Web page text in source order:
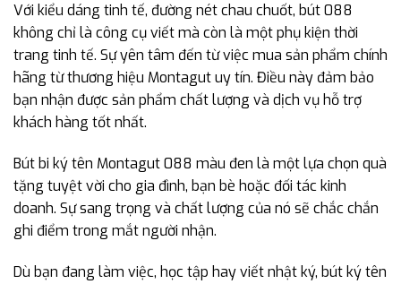
Với kiểu dáng tinh tế, đường nét chau chuốt, bút 088
không chỉ là công cụ viết mà còn là một phụ kiện thời
trang tinh tế. Sự yên tâm đến từ việc mua sản phẩm chính
hãng từ thương hiệu Montagut uy tín. Điều này đảm bảo
bạn nhận được sản phẩm chất lượng và dịch vụ hỗ trợ
khách hàng tốt nhất.
Bút bi ký tên Montagut 088 màu đen là một lựa chọn quà
tặng tuyệt vời cho gia đình, bạn bè hoặc đối tác kinh
doanh. Sự sang trọng và chất lượng của nó sẽ chắc chắn
ghi điểm trong mắt người nhận.
Dù bạn đang làm việc, học tập hay viết nhật ký, bút ký tên